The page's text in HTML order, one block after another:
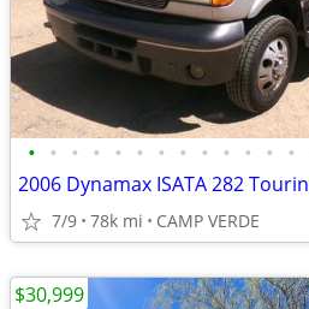
• • • • • • • • • • • • •
7/9 78k mi CAMP VERDE
$30,999